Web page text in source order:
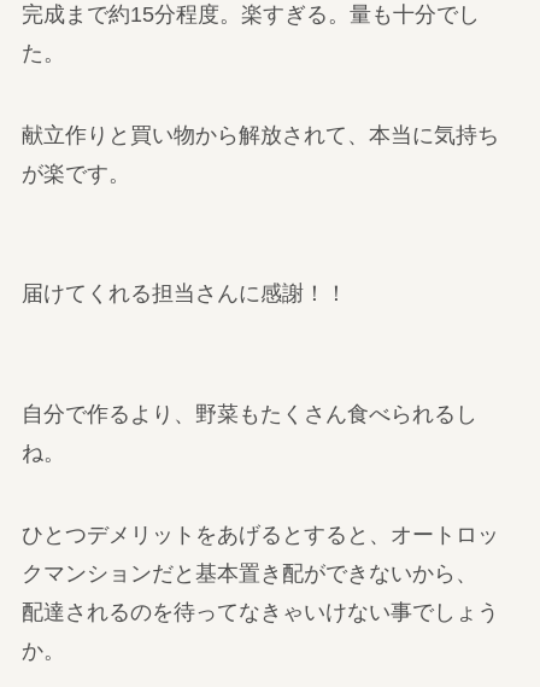
完成まで約15分程度。楽すぎる。量も十分でし
た。
献立作りと買い物から解放されて、本当に気持ち
が楽です。
届けてくれる担当さんに感謝！！
自分で作るより、野菜もたくさん食べられるし
ね。
ひとつデメリットをあげるとすると、オートロッ
クマンションだと基本置き配ができないから、
配達されるのを待ってなきゃいけない事でしょう
か。